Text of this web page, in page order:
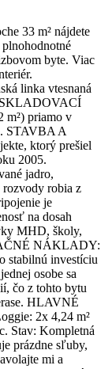
33 m² nájdete
byte. Viac
linka vtesnaná
SKLADOVACÍ
m²) priamo v
STAVBA A
ktorý prešiel
2005.
jadro,
rozvody robia z
je
na dosah
MHD, školy,
NÁKLADY:
stabilnú investíciu
osobe sa
čo z tohto bytu
HLAVNÉ
2x 4,24 m²
Stav: Kompletná
prázdne sľuby,
mi a